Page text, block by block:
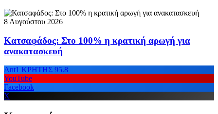
8 Αυγούστου 2026
Κατσαφάδος: Στο 100% η κρατική αρωγή για
ανακατασκευή
Ant1 ΚΡΗΤΗΣ 95.8
YouTube
Facebook
X